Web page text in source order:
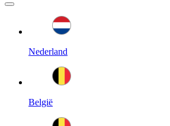
Nederland
België